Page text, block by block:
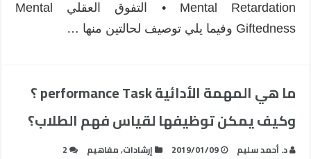
Mental Retardation • التفوق العقلي Mental
Giftedness وفيما يلي توصيف لحالتين منها …
ما هي المهمة الأدائية performance Task ؟
وكيف يمكن توظيفها لقياس فهم الطلاب؟
د. أحمد سليم 2019/01/09 إرشادات,مفاهيم 2